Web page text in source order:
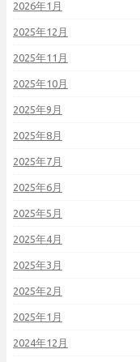
2026年1月
2025年12月
2025年11月
2025年10月
2025年9月
2025年8月
2025年7月
2025年6月
2025年5月
2025年4月
2025年3月
2025年2月
2025年1月
2024年12月